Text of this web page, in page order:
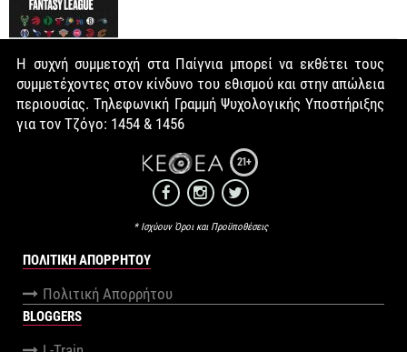
Η συχνή συμμετοχή στα Παίγνια μπορεί να εκθέτει τους
συμμετέχοντες στον κίνδυνο του εθισμού και στην απώλεια
περιουσίας. Τηλεφωνική Γραμμή Ψυχολογικής Υποστήριξης
για τον Τζόγο: 1454 & 1456
21+
* Ισχύουν Όροι και Προϋποθέσεις
ΠΟΛΙΤΙΚΉ ΑΠΟΡΡΉΤΟΥ
Πολιτική Απορρήτου
BLOGGERS